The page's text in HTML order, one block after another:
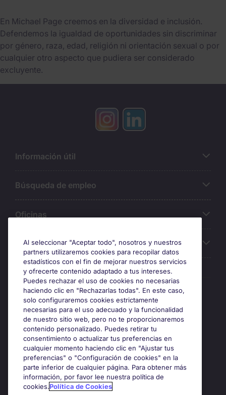
En Michael Page creemos en la diversidad e inclusión.
Defendemos la igualdad de oportunidades sin discriminar
por género, raza, edad, religión ni orientación sexual o por
cualquier otro aspecto que pudiera ser considerado
excluyente.
Información útil
Búsqueda de empleo
Oficinas
Sobre Michael Page
Premios y certificaciones
Al seleccionar "Aceptar todo", nosotros y nuestros
partners utilizaremos cookies para recopilar datos
estadísticos con el fin de mejorar nuestros servicios
y ofrecerte contenido adaptado a tus intereses.
Puedes rechazar el uso de cookies no necesarias
haciendo clic en "Rechazarlas todas". En este caso,
solo configuraremos cookies estrictamente
necesarias para el uso adecuado y la funcionalidad
de nuestro sitio web, pero no te proporcionaremos
contenido personalizado. Puedes retirar tu
consentimiento o actualizar tus preferencias en
cualquier momento haciendo clic en "Ajustar tus
preferencias" o "Configuración de cookies" en la
parte inferior de cualquier página. Para obtener más
información, por favor lee nuestra política de
cookies.Política de Cookies